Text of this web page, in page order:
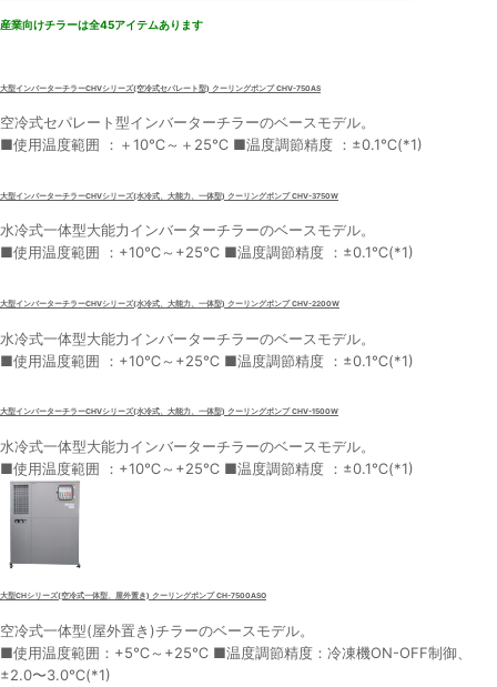
産業向けチラーは全45アイテムあります
大型インバーターチラーCHVシリーズ(空冷式セパレート型) クーリングポンプ CHV-750AS
空冷式セパレート型インバーターチラーのベースモデル。
■使用温度範囲 ：＋10℃～＋25℃ ■温度調節精度 ：±0.1℃(*1)
大型インバーターチラーCHVシリーズ(水冷式、大能力、一体型) クーリングポンプ CHV-3750W
水冷式一体型大能力インバーターチラーのベースモデル。
■使用温度範囲 ：+10℃～+25℃ ■温度調節精度 ：±0.1℃(*1)
大型インバーターチラーCHVシリーズ(水冷式、大能力、一体型) クーリングポンプ CHV-2200W
水冷式一体型大能力インバーターチラーのベースモデル。
■使用温度範囲 ：+10℃～+25℃ ■温度調節精度 ：±0.1℃(*1)
大型インバーターチラーCHVシリーズ(水冷式、大能力、一体型) クーリングポンプ CHV-1500W
水冷式一体型大能力インバーターチラーのベースモデル。
■使用温度範囲 ：+10℃～+25℃ ■温度調節精度 ：±0.1℃(*1)
大型CHシリーズ(空冷式一体型、屋外置き) クーリングポンプ CH-7500ASO
空冷式一体型(屋外置き)チラーのベースモデル。
■使用温度範囲：+5℃～+25℃ ■温度調節精度：冷凍機ON-OFF制御、
±2.0〜3.0℃(*1)